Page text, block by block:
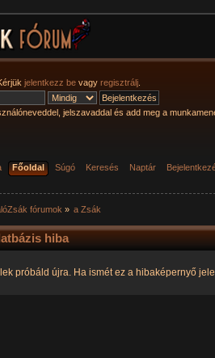
jelentkezz be vagy regisztrálj
jelszavaddal és add meg a
Főoldal Súgó Keresés Naptár
fórumok » a Zsák
hiba
próbáld újra. Ha ismét ez a hibaképernyő